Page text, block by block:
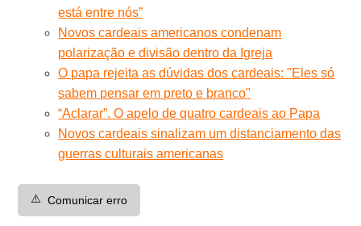
está entre nós”
Novos cardeais americanos condenam
polarização e divisão dentro da Igreja
O papa rejeita as dúvidas dos cardeais: "Eles só
sabem pensar em preto e branco"
“Aclarar”. O apelo de quatro cardeais ao Papa
Novos cardeais sinalizam um distanciamento das
guerras culturais americanas
⚠️ Comunicar erro